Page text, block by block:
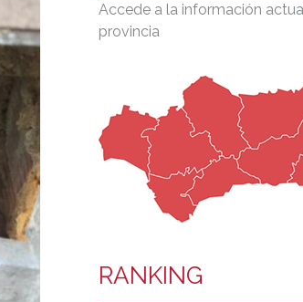
Accede a la información
provincia
RANKING